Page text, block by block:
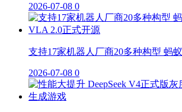
2026-07-08 0
支持17家机器人厂商20多种构型 蚂
2026-07-08 0